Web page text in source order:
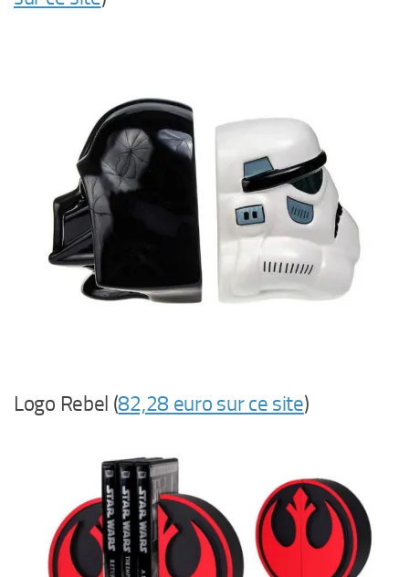
Logo Rebel (82,28 euro sur ce site)